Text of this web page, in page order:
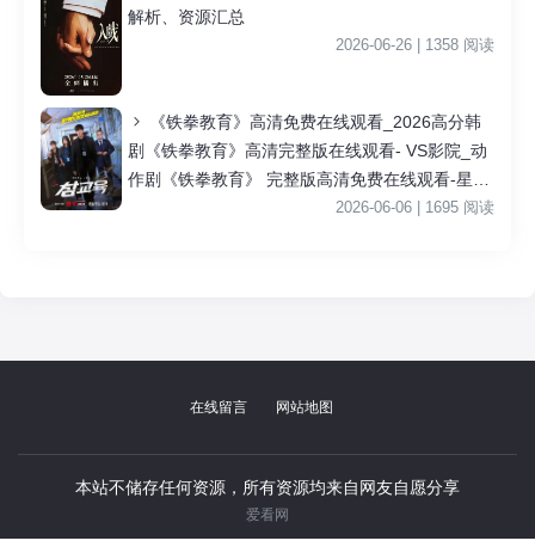
解析、资源汇总
2026-06-26 | 1358 阅读
《铁拳教育》高清免费在线观看_2026高分韩
剧《铁拳教育》高清完整版在线观看- VS影院_动
作剧《铁拳教育》 完整版高清免费在线观看-星空
影院李星民主演《铁拳教育》无广告_VS影视
2026-06-06 | 1695 阅读
在线留言 网站地图
本站不储存任何资源，所有资源均来自网友自愿分享
爱看网